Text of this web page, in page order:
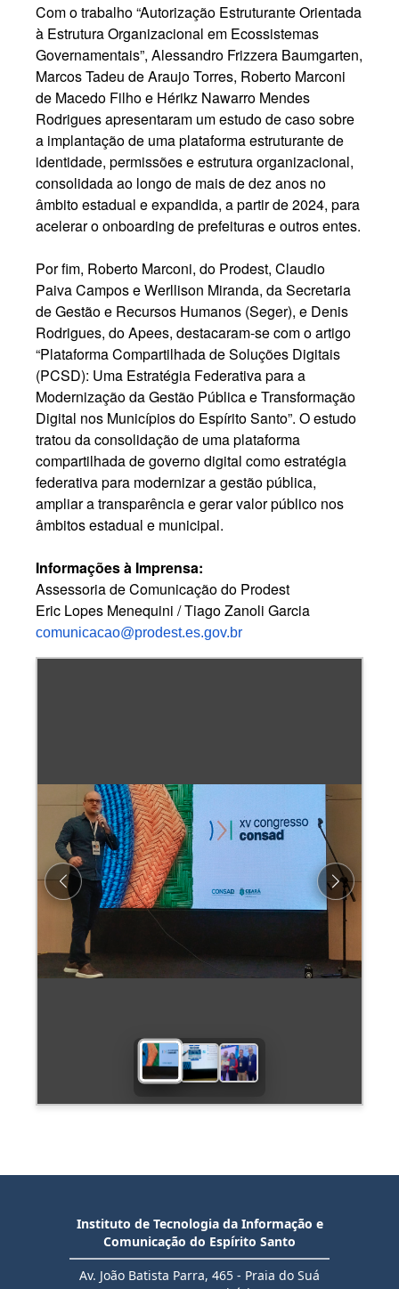
Com o trabalho “Autorização Estruturante Orientada
à Estrutura Organizacional em Ecossistemas
Governamentais”, Alessandro Frizzera Baumgarten,
Marcos Tadeu de Araujo Torres, Roberto Marconi
de Macedo Filho e Hérikz Nawarro Mendes
Rodrigues apresentaram um estudo de caso sobre
a implantação de uma plataforma estruturante de
identidade, permissões e estrutura organizacional,
consolidada ao longo de mais de dez anos no
âmbito estadual e expandida, a partir de 2024, para
acelerar o onboarding de prefeituras e outros entes.
Por fim, Roberto Marconi, do Prodest, Claudio
Paiva Campos e Werllison Miranda, da Secretaria
de Gestão e Recursos Humanos (Seger), e Denis
Rodrigues, do Apees, destacaram-se com o artigo
“Plataforma Compartilhada de Soluções Digitais
(PCSD): Uma Estratégia Federativa para a
Modernização da Gestão Pública e Transformação
Digital nos Municípios do Espírito Santo”. O estudo
tratou da consolidação de uma plataforma
compartilhada de governo digital como estratégia
federativa para modernizar a gestão pública,
ampliar a transparência e gerar valor público nos
âmbitos estadual e municipal.
Informações à Imprensa:
Assessoria de Comunicação do Prodest
Eric Lopes Menequini / Tiago Zanoli Garcia
comunicacao@prodest.es.gov.br
Previous Next
Instituto de Tecnologia da Informação e
Comunicação do Espírito Santo
Av. João Batista Parra, 465 - Praia do Suá